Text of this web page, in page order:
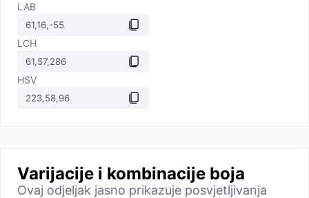
LAB
LCH
HSV
Varijacije i kombinacije boja
Ovaj odjeljak jasno prikazuje posvjetljivanja